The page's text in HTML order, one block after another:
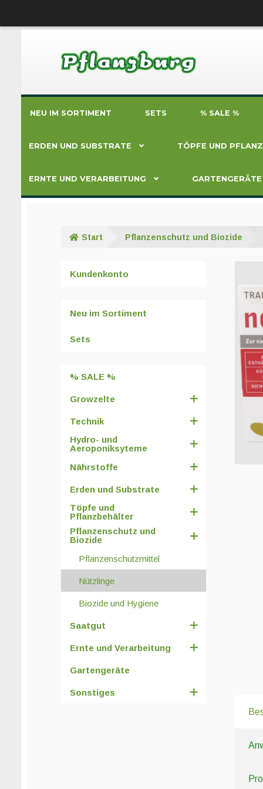
Navigation
NEU IM SORTIMENT SETS % SALE %
ERDEN UND SUBSTRATE TÖPFE UND
ERNTE UND VERARBEITUNG GARTENGERÄTE
Start Pflanzenschutz und Biozide
Kundenkonto
Neu im Sortiment
Sets
% SALE %
Growzelte
Technik
Hydro- und
Aeroponiksyteme
Nährstoffe
Erden und Substrate
Töpfe und
Pflanzbehälter
Pflanzenschutz und
Biozide
Pflanzenschutzmittel
Nützlinge
Biozide und Hygiene
Saatgut
Ernte und Verarbeitung
Gartengeräte
Sonstiges